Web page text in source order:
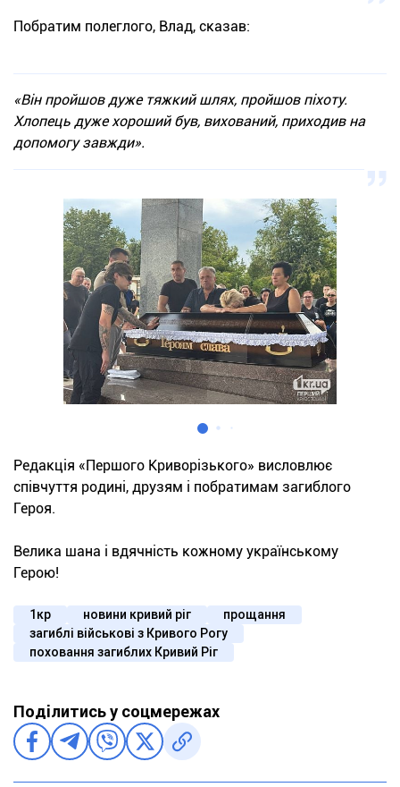
Побратим полеглого, Влад, сказав:
«Він пройшов дуже тяжкий шлях, пройшов піхоту.
Хлопець дуже хороший був, вихований, приходив на
допомогу завжди».
Редакція «Першого Криворізького» висловлює
співчуття родині, друзям і побратимам загиблого
Героя.
Велика шана і вдячність кожному українському
Герою!
1кр новини кривий ріг
прощання
загиблі військові з Кривого Рогу
поховання загиблих Кривий Ріг
Поділитись у соцмережах